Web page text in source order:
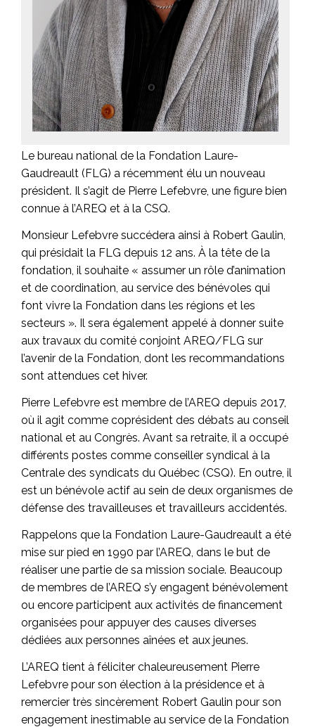
Le bureau national de la Fondation Laure-
Gaudreault (FLG) a récemment élu un nouveau
président. Il s’agit de Pierre Lefebvre, une figure bien
connue à l’AREQ et à la CSQ.
Monsieur Lefebvre succédera ainsi à Robert Gaulin,
qui présidait la FLG depuis 12 ans. À la tête de la
fondation, il souhaite « assumer un rôle d’animation
et de coordination, au service des bénévoles qui
font vivre la Fondation dans les régions et les
secteurs ». Il sera également appelé à donner suite
aux travaux du comité conjoint AREQ/FLG sur
l’avenir de la Fondation, dont les recommandations
sont attendues cet hiver.
Pierre Lefebvre est membre de l’AREQ depuis 2017,
où il agit comme coprésident des débats au conseil
national et au Congrès. Avant sa retraite, il a occupé
différents postes comme conseiller syndical à la
Centrale des syndicats du Québec (CSQ). En outre, il
est un bénévole actif au sein de deux organismes de
défense des travailleuses et travailleurs accidentés.
Rappelons que la Fondation Laure-Gaudreault a été
mise sur pied en 1990 par l’AREQ, dans le but de
réaliser une partie de sa mission sociale. Beaucoup
de membres de l’AREQ s’y engagent bénévolement
ou encore participent aux activités de financement
organisées pour appuyer des causes diverses
dédiées aux personnes aînées et aux jeunes.
L’AREQ tient à féliciter chaleureusement Pierre
Lefebvre pour son élection à la présidence et à
remercier très sincèrement Robert Gaulin pour son
engagement inestimable au service de la Fondation